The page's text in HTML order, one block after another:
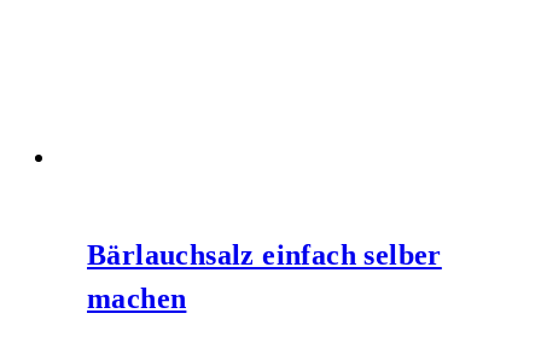
Bärlauchsalz einfach selber
machen